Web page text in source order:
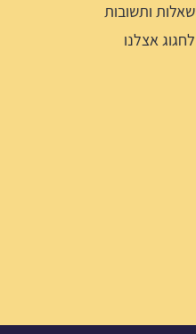
שאלות ותשובות
לחגוג אצלנו